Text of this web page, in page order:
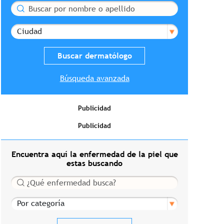
Buscar
Ciudad
Búsqueda avanzada
Publicidad
Publicidad
Encuentra aquí la enfermedad de la piel que
estas buscando
Buscar
Por categoría